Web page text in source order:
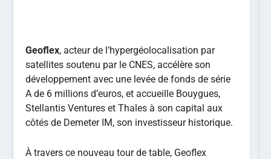
Geoflex, acteur de l’hypergéolocalisation par
satellites soutenu par le CNES, accélère son
développement avec une levée de fonds de série
A de 6 millions d’euros, et accueille Bouygues,
Stellantis Ventures et Thales à son capital aux
côtés de Demeter IM, son investisseur historique.
À travers ce nouveau tour de table, Geoflex